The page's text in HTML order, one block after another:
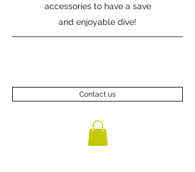
accessories to have a save
and enjoyable dive!
Contact us